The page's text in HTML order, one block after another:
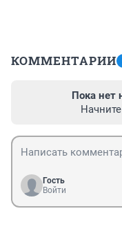
КОММЕНТАРИИ
Пока нет
Гость
Войти